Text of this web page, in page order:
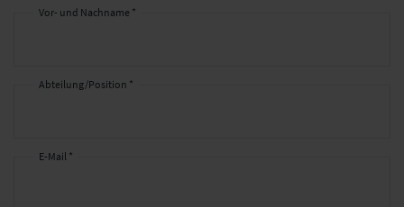
Vor- und Nachname *
Abteilung/Position *
E-Mail *